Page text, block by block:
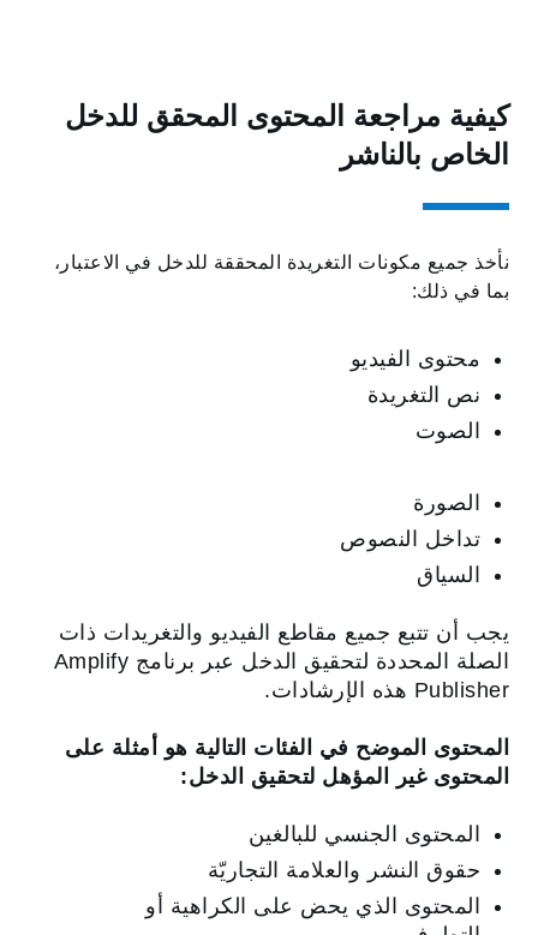
كيفية مراجعة المحتوى المحقق للدخل
الخاص بالناشر
نأخذ جميع مكونات التغريدة المحققة للدخل في الاعتبار،
بما في ذلك:
محتوى الفيديو
نص التغريدة
الصوت
الصورة
تداخل النصوص
السياق
يجب أن تتبع جميع مقاطع الفيديو والتغريدات ذات
الصلة المحددة لتحقيق الدخل عبر برنامج Amplify
Publisher هذه الإرشادات.
المحتوى الموضح في الفئات التالية هو أمثلة على
المحتوى غير المؤهل لتحقيق الدخل:
المحتوى الجنسي للبالغين
حقوق النشر والعلامة التجاريّة
المحتوى الذي يحض على الكراهية أو